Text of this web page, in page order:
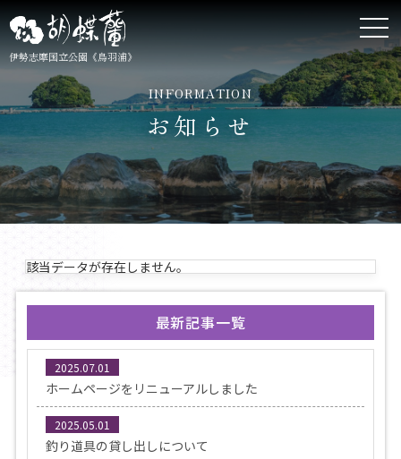
INFORMATION
お知らせ
該当データが存在しません。
最新記事一覧
2025.07.01
ホームページをリニューアルしました
2025.05.01
釣り道具の貸し出しについて
伊勢志摩国立公園《鳥羽浦》